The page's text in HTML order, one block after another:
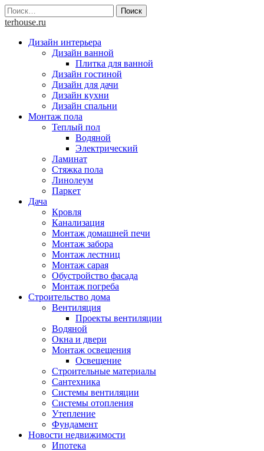
Skip
to
Найти:
terhouse.ru
Дизайн интерьера
Дизайн ванной
Плитка для ванной
Дизайн гостиной
Дизайн для дачи
Дизайн кухни
Дизайн спальни
Монтаж пола
Теплый пол
Водяной
Электрический
Ламинат
Стяжка пола
Линолеум
Паркет
Дача
Кровля
Канализация
Монтаж домашней печи
Монтаж забора
Монтаж лестниц
Монтаж сарая
Обустройство фасада
Монтаж погреба
Строительство дома
Вентиляция
Проекты вентиляции
Водяной
Окна и двери
Монтаж освещения
Освещение
Строительные материалы
Сантехника
Системы вентиляции
Системы отопления
Утепление
Фундамент
Новости недвижимости
Ипотека